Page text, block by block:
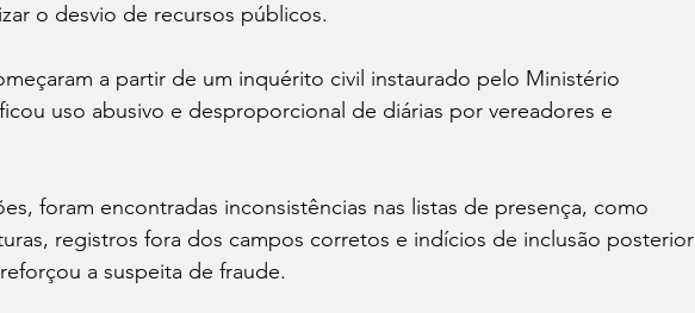
o desvio de recursos públicos.
a partir de um inquérito civil instaurado pelo Ministério
uso abusivo e desproporcional de diárias por vereadores e
foram encontradas inconsistências nas listas de presença, como
registros fora dos campos corretos e indícios de inclusão posterior
a suspeita de fraude.